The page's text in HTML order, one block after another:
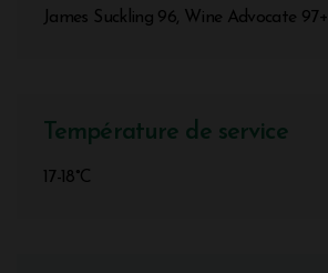
James Suckling 96, Wine Advocate 97+
Température de service
17-18°C